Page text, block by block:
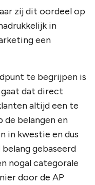
zij dit oordeel op
in
een
te begrijpen is
gaat dat direct
altijd een te
de belangen en
in kwestie en dus
gebaseerd
nogal categorale
door de AP